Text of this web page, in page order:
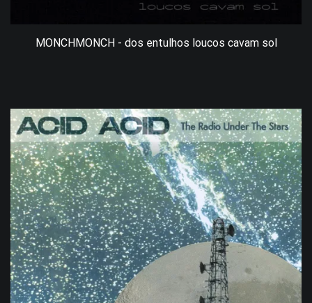
MONCHMONCH - dos entulhos loucos cavam sol